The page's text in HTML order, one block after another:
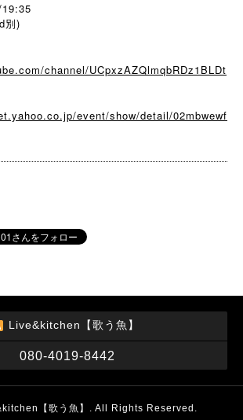
別)
channel/UCpxzAZQlmqbRDz1BLDt
event/show/detail/02mbwewf
Live&kitchen【歌う魚】
080-4019-8442
【歌う魚】 . All Rights Reserved.